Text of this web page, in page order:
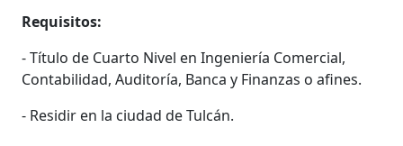
Requisitos:
- Título de Cuarto Nivel en Ingeniería Comercial,
Contabilidad, Auditoría, Banca y Finanzas o afines.
- Residir en la ciudad de Tulcán.